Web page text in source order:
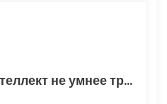
Искусственный интеллект не умнее трехлетнего ребенка